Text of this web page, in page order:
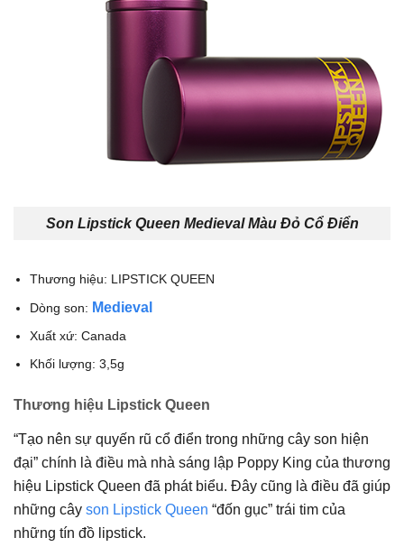
Son Lipstick Queen Medieval Màu Đỏ Cổ Điển
Thương hiệu: LIPSTICK QUEEN
Dòng son: Medieval
Xuất xứ: Canada
Khối lượng: 3,5g
Thương hiệu Lipstick Queen
“Tạo nên sự quyến rũ cổ điển trong những cây son hiện
đại” chính là điều mà nhà sáng lập Poppy King của thương
hiệu Lipstick Queen đã phát biểu. Đây cũng là điều đã giúp
những cây son Lipstick Queen “đốn gục” trái tim của
những tín đồ lipstick.